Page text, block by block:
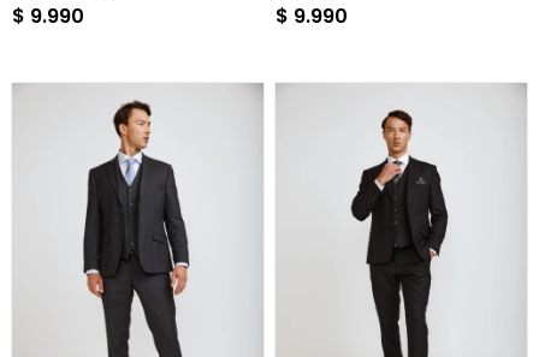
$ 9.990 $ 9.990